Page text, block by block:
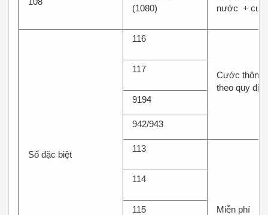
(1080)
nước +
Số đặc biệt
116
Cước thông
theo quy
117
9194
942/943
113
Miễn phí
114
115